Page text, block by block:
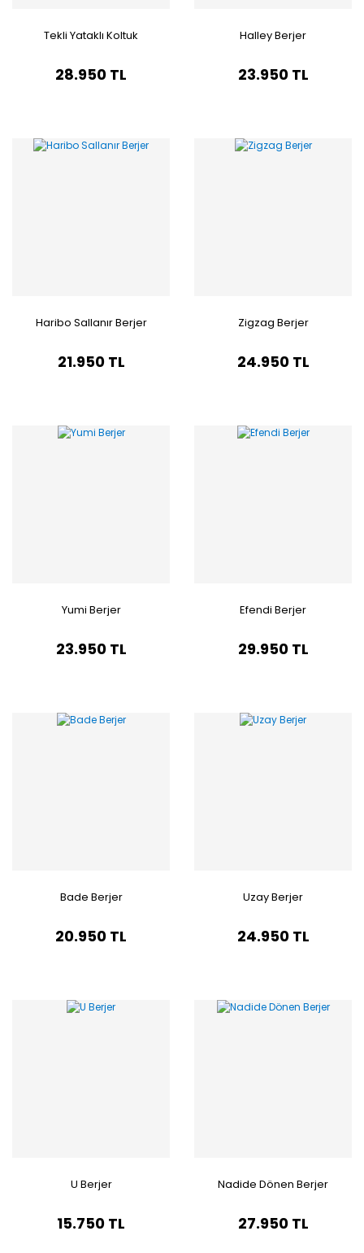
Tekli Yataklı Koltuk
28.950 TL
Halley Berjer
23.950 TL
Haribo Sallanır Berjer
21.950 TL
Zigzag Berjer
24.950 TL
Yumi Berjer
23.950 TL
Efendi Berjer
29.950 TL
Bade Berjer
20.950 TL
Uzay Berjer
24.950 TL
U Berjer
15.750 TL
Nadide Dönen Berjer
27.950 TL